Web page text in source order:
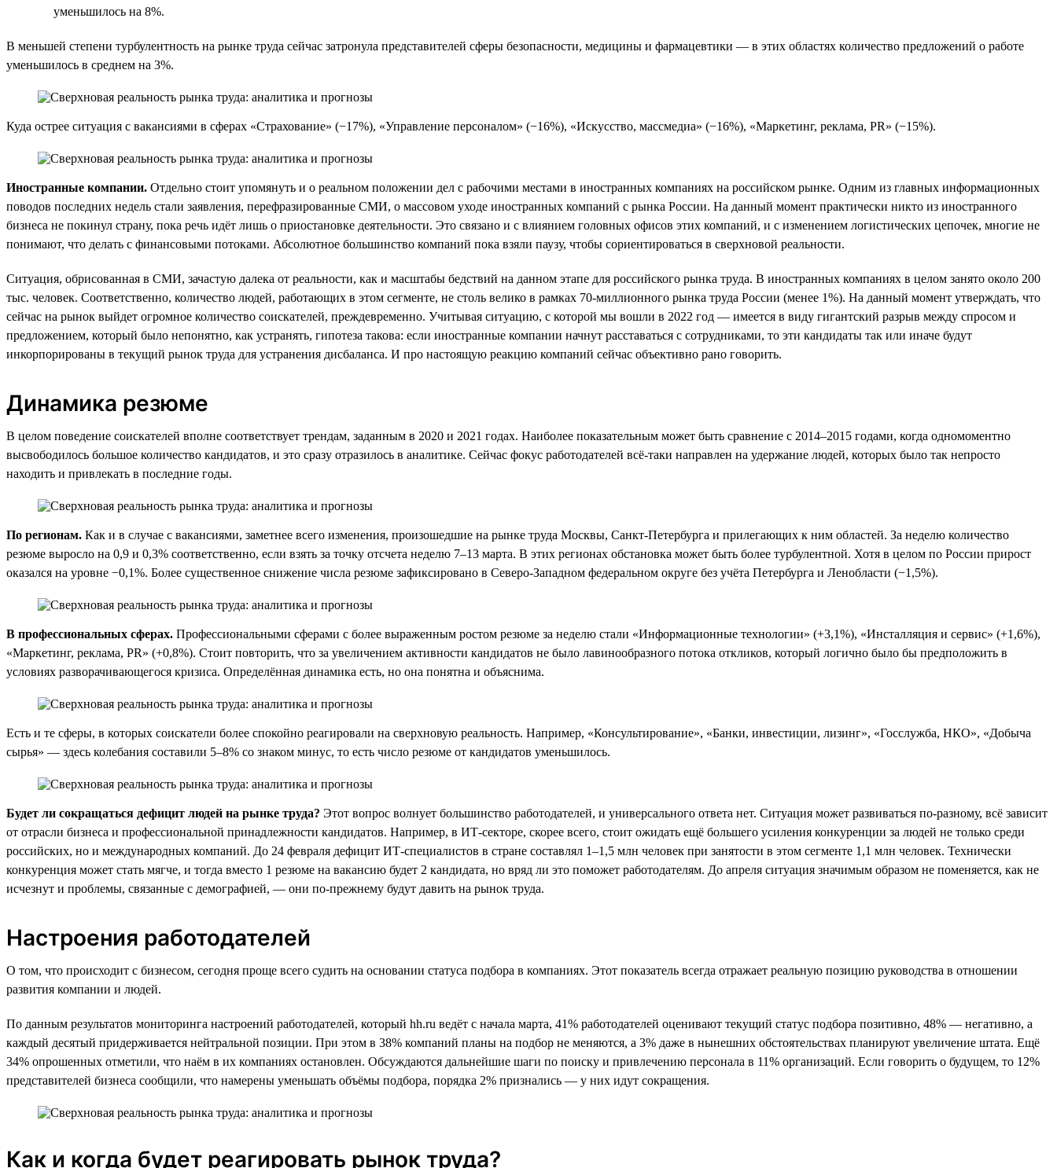
уменьшилось на 8%.
В меньшей степени турбулентность на рынке труда сейчас затронула представителей сферы безопасности, медицины и фармацевтики — в этих областях количество предложений о работе
уменьшилось в среднем на 3%.
Куда острее ситуация с вакансиями в сферах «Страхование» (−17%), «Управление персоналом» (−16%), «Искусство, массмедиа» (−16%), «Маркетинг, реклама, PR» (−15%).
Иностранные компании. Отдельно стоит упомянуть и о реальном положении дел с рабочими местами в иностранных компаниях на российском рынке. Одним из главных информационных
поводов последних недель стали заявления, перефразированные СМИ, о массовом уходе иностранных компаний с рынка России. На данный момент практически никто из иностранного
бизнеса не покинул страну, пока речь идёт лишь о приостановке деятельности. Это связано и с влиянием головных офисов этих компаний, и с изменением логистических цепочек, многие не
понимают, что делать с финансовыми потоками. Абсолютное большинство компаний пока взяли паузу, чтобы сориентироваться в сверхновой реальности.
Ситуация, обрисованная в СМИ, зачастую далека от реальности, как и масштабы бедствий на данном этапе для российского рынка труда. В иностранных компаниях в целом занято около 200
тыс. человек. Соответственно, количество людей, работающих в этом сегменте, не столь велико в рамках 70-миллионного рынка труда России (менее 1%). На данный момент утверждать, что
сейчас на рынок выйдет огромное количество соискателей, преждевременно. Учитывая ситуацию, с которой мы вошли в 2022 год — имеется в виду гигантский разрыв между спросом и
предложением, который было непонятно, как устранять, гипотеза такова: если иностранные компании начнут расставаться с сотрудниками, то эти кандидаты так или иначе будут
инкорпорированы в текущий рынок труда для устранения дисбаланса. И про настоящую реакцию компаний сейчас объективно рано говорить.
Динамика резюме
В целом поведение соискателей вполне соответствует трендам, заданным в 2020 и 2021 годах. Наиболее показательным может быть сравнение с 2014–2015 годами, когда одномоментно
высвободилось большое количество кандидатов, и это сразу отразилось в аналитике. Сейчас фокус работодателей всё-таки направлен на удержание людей, которых было так непросто
находить и привлекать в последние годы.
По регионам. Как и в случае с вакансиями, заметнее всего изменения, произошедшие на рынке труда Москвы, Санкт-Петербурга и прилегающих к ним областей. За неделю количество
резюме выросло на 0,9 и 0,3% соответственно, если взять за точку отсчета неделю 7–13 марта. В этих регионах обстановка может быть более турбулентной. Хотя в целом по России прирост
оказался на уровне −0,1%. Более существенное снижение числа резюме зафиксировано в Северо-Западном федеральном округе без учёта Петербурга и Ленобласти (−1,5%).
В профессиональных сферах. Профессиональными сферами с более выраженным ростом резюме за неделю стали «Информационные технологии» (+3,1%), «Инсталляция и сервис» (+1,6%),
«Маркетинг, реклама, PR» (+0,8%). Стоит повторить, что за увеличением активности кандидатов не было лавинообразного потока откликов, который логично было бы предположить в
условиях разворачивающегося кризиса. Определённая динамика есть, но она понятна и объяснима.
Есть и те сферы, в которых соискатели более спокойно реагировали на сверхновую реальность. Например, «Консультирование», «Банки, инвестиции, лизинг», «Госслужба, НКО», «Добыча
сырья» — здесь колебания составили 5–8% со знаком минус, то есть число резюме от кандидатов уменьшилось.
Будет ли сокращаться дефицит людей на рынке труда? Этот вопрос волнует большинство работодателей, и универсального ответа нет. Ситуация может развиваться по-разному, всё зависит
от отрасли бизнеса и профессиональной принадлежности кандидатов. Например, в ИТ-секторе, скорее всего, стоит ожидать ещё большего усиления конкуренции за людей не только среди
российских, но и международных компаний. До 24 февраля дефицит ИТ-специалистов в стране составлял 1–1,5 млн человек при занятости в этом сегменте 1,1 млн человек. Технически
конкуренция может стать мягче, и тогда вместо 1 резюме на вакансию будет 2 кандидата, но вряд ли это поможет работодателям. До апреля ситуация значимым образом не поменяется, как не
исчезнут и проблемы, связанные с демографией, — они по-прежнему будут давить на рынок труда.
Настроения работодателей
О том, что происходит с бизнесом, сегодня проще всего судить на основании статуса подбора в компаниях. Этот показатель всегда отражает реальную позицию руководства в отношении
развития компании и людей.
По данным результатов мониторинга настроений работодателей, который hh.ru ведёт с начала марта, 41% работодателей оценивают текущий статус подбора позитивно, 48% — негативно, а
каждый десятый придерживается нейтральной позиции. При этом в 38% компаний планы на подбор не меняются, а 3% даже в нынешних обстоятельствах планируют увеличение штата. Ещё
34% опрошенных отметили, что наём в их компаниях остановлен. Обсуждаются дальнейшие шаги по поиску и привлечению персонала в 11% организаций. Если говорить о будущем, то 12%
представителей бизнеса сообщили, что намерены уменьшать объёмы подбора, порядка 2% признались — у них идут сокращения.
Как и когда будет реагировать рынок труда?